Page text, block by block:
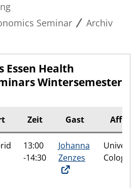
Seminar
Archiv
Essen Health
Wintersemester
Zeit Gast
13:00
-14:30
Johanna
Zenzes
Cologne